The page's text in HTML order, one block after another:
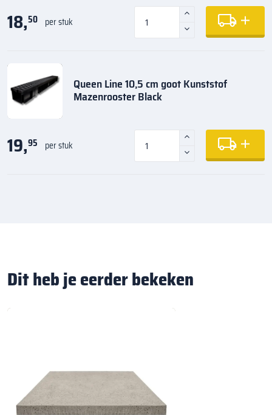
18,50 per stuk
Queen Line 10,5 cm goot Kunststof
Mazenrooster Black
19,95 per stuk
Dit heb je eerder bekeken